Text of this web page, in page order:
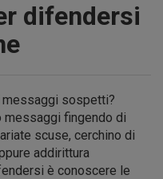
difendersi
messaggi sospetti?
messaggi fingendo di
scuse, cerchino di
addirittura
è conoscere le